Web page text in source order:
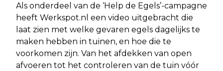
Als onderdeel van de ‘Help de Egels’-campagne
heeft Werkspot.nl een video uitgebracht die
laat zien met welke gevaren egels dagelijks te
maken hebben in tuinen, en hoe die te
voorkomen zijn. Van het afdekken van open
afvoeren tot het controleren van de tuin vóór